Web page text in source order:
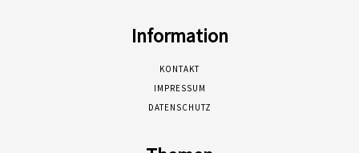
Information
KONTAKT
IMPRESSUM
DATENSCHUTZ